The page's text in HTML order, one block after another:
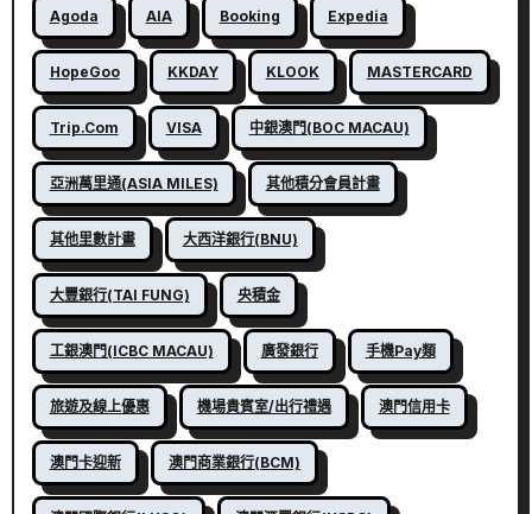
Agoda AIA Booking Expedia
HopeGoo KKDAY KLOOK MASTERCARD
Trip.com VISA 中銀澳門(BOC MACAU)
亞洲萬里通(ASIA MILES) 其他積分會員計畫
其他里數計畫 大西洋銀行(BNU)
大豐銀行(TAI FUNG) 央積金
工銀澳門(ICBC MACAU) 廣發銀行 手機Pay類
旅遊及線上優惠 機場貴賓室/出行禮遇 澳門信用卡
澳門卡迎新 澳門商業銀行(BCM)